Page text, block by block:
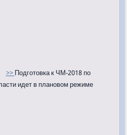
>>Подготовка к ЧМ-2018 по
идет в плановом режиме